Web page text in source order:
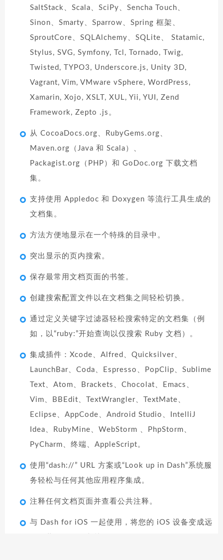
SaltStack、Scala、SciPy、Sencha Touch、
Sinon、Smarty、Sparrow、Spring 框架、
SproutCore、SQLAlchemy、SQLite、 Statamic,
Stylus, SVG, Symfony, Tcl, Tornado, Twig,
Twisted, TYPO3, Underscore.js, Unity 3D,
Vagrant, Vim, VMware vSphere, WordPress,
Xamarin, Xojo, XSLT, XUL, Yii, YUI, Zend
Framework, Zepto .js。
从 CocoaDocs.org、RubyGems.org、
Maven.org（Java 和 Scala）、
Packagist.org（PHP）和 GoDoc.org 下载文档
集。
支持使用 Appledoc 和 Doxygen 等流行工具生成的
文档集。
方法方便地显示在一个特殊的目录中。
突出显示的页内搜索。
保存最常用文档页面的书签。
创建搜索配置文件以在文档集之间轻松切换。
通过定义关键字过滤器轻松搜索特定的文档集（例
如，以“ruby:”开始查询以仅搜索 Ruby 文档）。
集成插件：Xcode、Alfred、Quicksilver、
LaunchBar、Coda、Espresso、PopClip、Sublime
Text、Atom、Brackets、Chocolat、Emacs、
Vim、BBEdit、TextWrangler、TextMate、
Eclipse、AppCode、Android Studio、IntelliJ
Idea、RubyMine、WebStorm 、PhpStorm、
PyCharm、终端、AppleScript。
使用“dash://” URL 方案或“Look up in Dash”系统服
务轻松与任何其他应用程序集成。
注释任何文档页面并查看公共注释。
与 Dash for iOS 一起使用，将您的 iOS 设备变成远